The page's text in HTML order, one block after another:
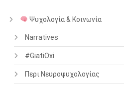
Ψυχολογία & Κοινωνία
Narratives
#GiatiOxi
Περι Νευροψυχολογίας